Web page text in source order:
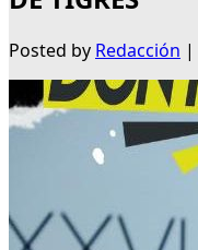
Posted by Redacción |